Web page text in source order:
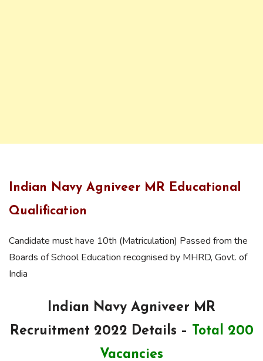
Indian Navy Agniveer MR Educational
Qualification
Candidate must have 10th (Matriculation) Passed from the
Boards of School Education recognised by MHRD, Govt. of
India
Indian Navy Agniveer MR
Recruitment 2022 Details –
Total 200
Vacancies